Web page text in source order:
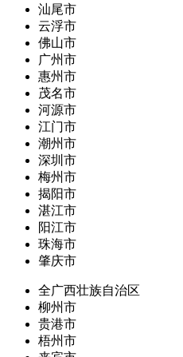
汕尾市
云浮市
佛山市
广州市
惠州市
茂名市
河源市
江门市
潮州市
深圳市
梅州市
揭阳市
湛江市
阳江市
珠海市
肇庆市
全广西壮族自治区
柳州市
贵港市
梧州市